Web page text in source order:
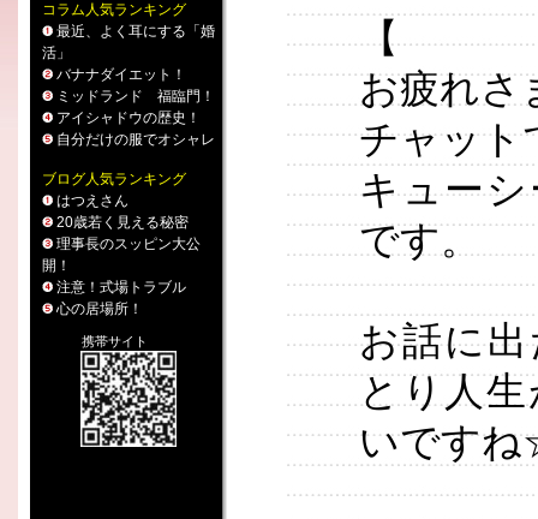
コラム人気ランキング
最近、よく耳にする「婚
活」
バナナダイエット！
ミッドランド 福臨門！
アイシャドウの歴史！
自分だけの服でオシャレ
ブログ人気ランキング
はつえさん
20歳若く見える秘密
理事長のスッピン大公
開！
注意！式場トラブル
心の居場所！
携帯サイト
【
お疲れさ
チャット
キュー
です。
お話に
とり人
いです